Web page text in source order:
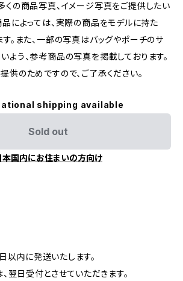
くの商品写真、イメージ写真をご提供したい
品によっては、実際の商品をモデルに持た
す。また、一部の写真はバッグやポーチのサ
よう、参考商品の写真を掲載しております。
供のためですので、ご了承ください。
shipping available
Sold out
本国内にお住まいの方向け
以内に発送いたします。
翌日受付とさせていただきます。